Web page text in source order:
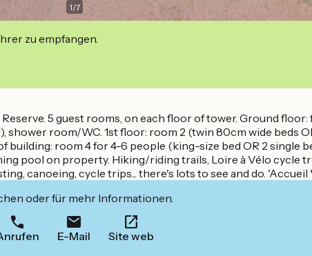
1/7
zu empfangen.
5 guest rooms, on each floor of tower. Ground
shower room/WC. 1st floor: room 2 (twin 80cm wide beds
room 4 for 4-6 people (king-size bed OR 2 single
pool on property. Hiking/riding trails, Loire à Vélo cycle
canoeing, cycle trips... there's lots to see and do. 'Accueil
oder für mehr Informationen.
E-Mail Site web